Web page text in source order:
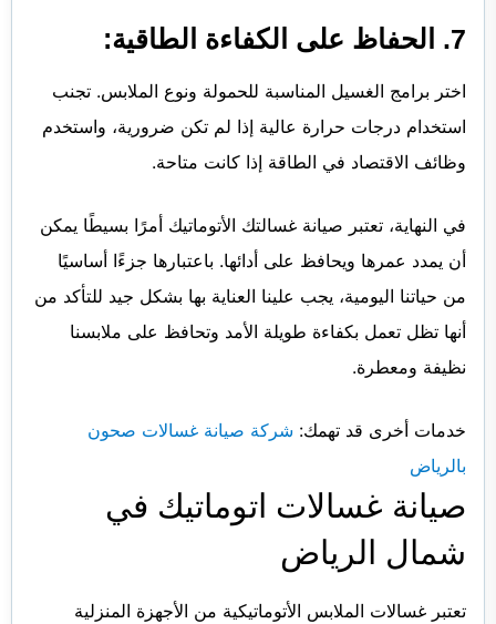
7. الحفاظ على الكفاءة الطاقية:
اختر برامج الغسيل المناسبة للحمولة ونوع الملابس. تجنب
استخدام درجات حرارة عالية إذا لم تكن ضرورية، واستخدم
وظائف الاقتصاد في الطاقة إذا كانت متاحة.
في النهاية، تعتبر صيانة غسالتك الأتوماتيك أمرًا بسيطًا يمكن
أن يمدد عمرها ويحافظ على أدائها. باعتبارها جزءًا أساسيًا
من حياتنا اليومية، يجب علينا العناية بها بشكل جيد للتأكد من
أنها تظل تعمل بكفاءة طويلة الأمد وتحافظ على ملابسنا
نظيفة ومعطرة.
خدمات أخرى قد تهمك: شركة صيانة غسالات صحون
بالرياض
صيانة غسالات اتوماتيك في
شمال الرياض
تعتبر غسالات الملابس الأتوماتيكية من الأجهزة المنزلية